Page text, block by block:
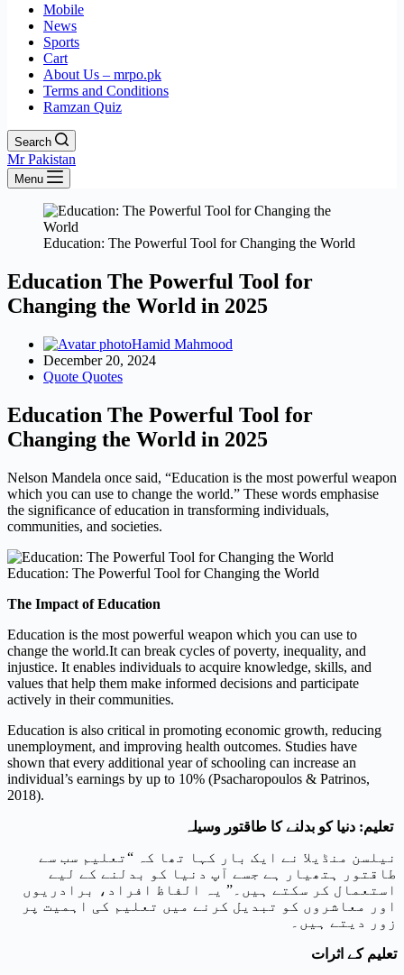
Mobile
News
Sports
Cart
About Us – mrpo.pk
Terms and Conditions
Ramzan Quiz
Search
Mr Pakistan
Menu
Education: The Powerful Tool for Changing the World
Education The Powerful Tool for
Changing the World in 2025
Hamid Mahmood
December 20, 2024
Quote Quotes
Education The Powerful Tool for
Changing the World in 2025
Nelson Mandela once said, “Education is the most powerful weapon
which you can use to change the world.” These words emphasise
the significance of education in transforming individuals,
communities, and societies.
Education: The Powerful Tool for Changing the World
The Impact of Education
Education is the most powerful weapon which you can use to
change the world.It can break cycles of poverty, inequality, and
injustice. It enables individuals to acquire knowledge, skills, and
values that help them make informed decisions and participate
actively in their communities.
Education is also critical in promoting economic growth, reducing
unemployment, and improving health outcomes. Studies have
shown that every additional year of schooling can increase an
individual’s earnings by up to 10% (Psacharopoulos & Patrinos,
2018).
تعلیم: دنیا کو بدلنے کا طاقتور وسیلہ
نیلسن منڈیلا نے ایک بار کہا تھا کہ “تعلیم سب سے
طاقتور ہتھیار ہے جسے آپ دنیا کو بدلنے کے لیے
استعمال کر سکتے ہیں۔” یہ الفاظ افراد، برادریوں
اور معاشروں کو تبدیل کرنے میں تعلیم کی اہمیت پر
زور دیتے ہیں۔
تعلیم کے اثرات